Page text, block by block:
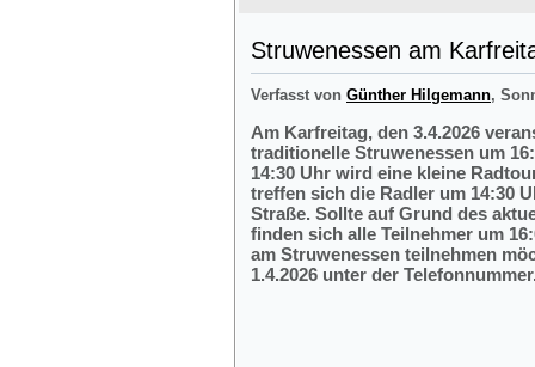
Struwenessen am
Verfasst von Günther Hilgemann,
Am Karfreitag, den 3.4.2026
traditionelle Struwenessen um
14:30 Uhr wird eine kleine
treffen sich die Radler um 14:30
Straße. Sollte auf Grund des
finden sich alle Teilnehmer um
am Struwenessen teilnehmen
1.4.2026 unter der